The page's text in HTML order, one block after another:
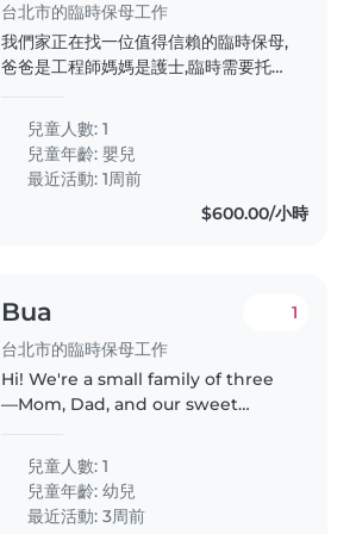
台北市的臨時保母工作
我們家正在找一位值得信賴的臨時保母,
爸爸是工程師媽媽是護士,臨時需要托兒
話,歡迎聯絡我,討論詳情。
兒童人數: 1
兒童年齡:嬰兒
最近活動: 1周前
$600.00/小時
Bua
台北市的臨時保母工作
1
Hi! We're a small family of three
—Mom, Dad, and our sweet
We're looking for a kind, patient,
and engaging babysitter who
enjoys playing, reading books,..
兒童人數: 1
兒童年齡:幼兒
最近活動: 3周前